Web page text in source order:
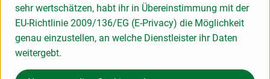
sich bis heute ihre Unabhängigkeit bewahrt. Die damalige
Marktlage und unser persönliches Interesse galt von Anfang
an der Naturkost mit dem guten Geschmack. So sind wir
ständig bestrebt, neue, noch nicht handelsübliche Bio-
sehr wertschätzen, habt ihr in Übereinstimmung mit der
EU-Richtlinie 2009/136/EG (E-Privacy) die Möglichkeit
genau einzustellen, an welche Dienstleister ihr Daten
weitergebt.